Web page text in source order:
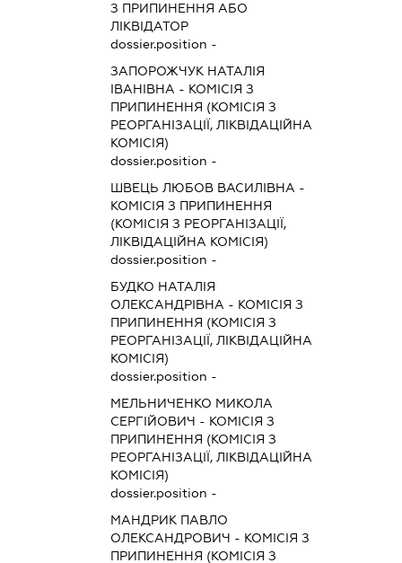
З ПРИПИНЕННЯ АБО
ЛІКВІДАТОР
dossier.position -
ЗАПОРОЖЧУК НАТАЛІЯ
ІВАНІВНА - КОМІСІЯ З
ПРИПИНЕННЯ (КОМІСІЯ З
РЕОРГАНІЗАЦІЇ, ЛІКВІДАЦІЙНА
КОМІСІЯ)
dossier.position -
ШВЕЦЬ ЛЮБОВ ВАСИЛІВНА -
КОМІСІЯ З ПРИПИНЕННЯ
(КОМІСІЯ З РЕОРГАНІЗАЦІЇ,
ЛІКВІДАЦІЙНА КОМІСІЯ)
dossier.position -
БУДКО НАТАЛІЯ
ОЛЕКСАНДРІВНА - КОМІСІЯ З
ПРИПИНЕННЯ (КОМІСІЯ З
РЕОРГАНІЗАЦІЇ, ЛІКВІДАЦІЙНА
КОМІСІЯ)
dossier.position -
МЕЛЬНИЧЕНКО МИКОЛА
СЕРГІЙОВИЧ - КОМІСІЯ З
ПРИПИНЕННЯ (КОМІСІЯ З
РЕОРГАНІЗАЦІЇ, ЛІКВІДАЦІЙНА
КОМІСІЯ)
dossier.position -
МАНДРИК ПАВЛО
ОЛЕКСАНДРОВИЧ - КОМІСІЯ З
ПРИПИНЕННЯ (КОМІСІЯ З